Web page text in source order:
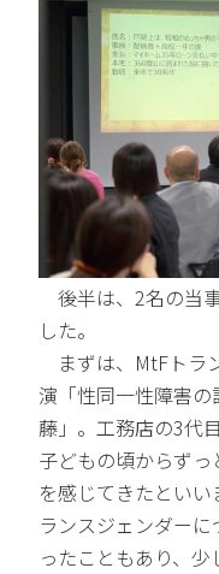
後半は、2名の当
した。
まずは、MtFトラ
演「性同一性障害
藤」。工務店の3代
子どもの頃からずっ
を感じてきたとい
ランスジェンダー
ったこともあり、